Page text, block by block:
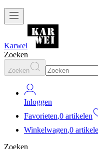
Karwei
Zoeken
Zoeken
Inloggen
Favorieten,0 artikelen
Winkelwagen,0
Zoeken